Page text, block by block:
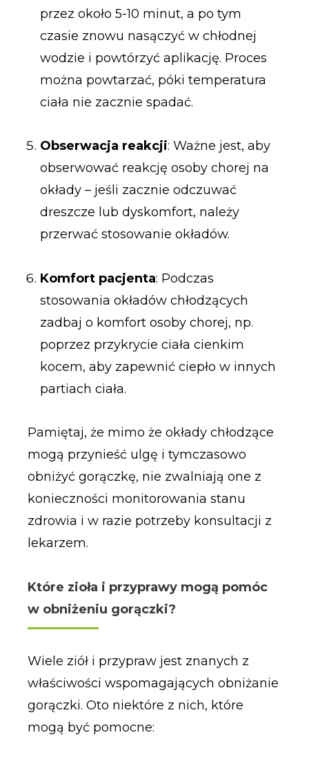
przez około 5-10 minut, a po tym
czasie znowu nasączyć w chłodnej
wodzie i powtórzyć aplikację. Proces
można powtarzać, póki temperatura
ciała nie zacznie spadać.
Obserwacja reakcji: Ważne jest, aby
obserwować reakcję osoby chorej na
okłady – jeśli zacznie odczuwać
dreszcze lub dyskomfort, należy
przerwać stosowanie okładów.
Komfort pacjenta: Podczas
stosowania okładów chłodzących
zadbaj o komfort osoby chorej, np.
poprzez przykrycie ciała cienkim
kocem, aby zapewnić ciepło w innych
partiach ciała.
Pamiętaj, że mimo że okłady chłodzące
mogą przynieść ulgę i tymczasowo
obniżyć gorączkę, nie zwalniają one z
konieczności monitorowania stanu
zdrowia i w razie potrzeby konsultacji z
lekarzem.
Które zioła i przyprawy mogą pomóc
w obniżeniu gorączki?
Wiele ziół i przypraw jest znanych z
właściwości wspomagających obniżanie
gorączki. Oto niektóre z nich, które
mogą być pomocne: